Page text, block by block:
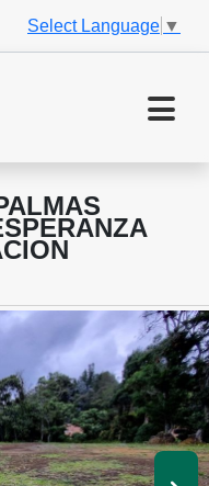
Select Language ▼